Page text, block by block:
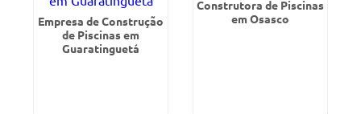
Empresa de Construção
de Piscinas em
Guaratinguetá
Construtora de Piscinas
em Osasco